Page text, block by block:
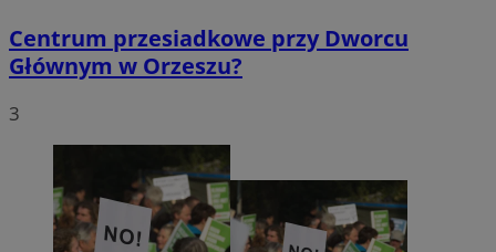
Centrum przesiadkowe przy Dworcu
Głównym w Orzeszu?
3